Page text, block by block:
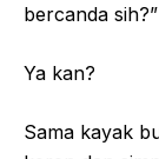
bercanda sih?”
Ya kan?
Sama kayak